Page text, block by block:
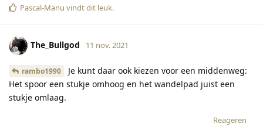
Pascal-Manu vindt dit leuk.
The_Bullgod 11 nov. 2021
rambo1990
Je kunt daar ook kiezen voor een middenweg:
Het spoor een stukje omhoog en het wandelpad juist een
stukje omlaag.
Reageren